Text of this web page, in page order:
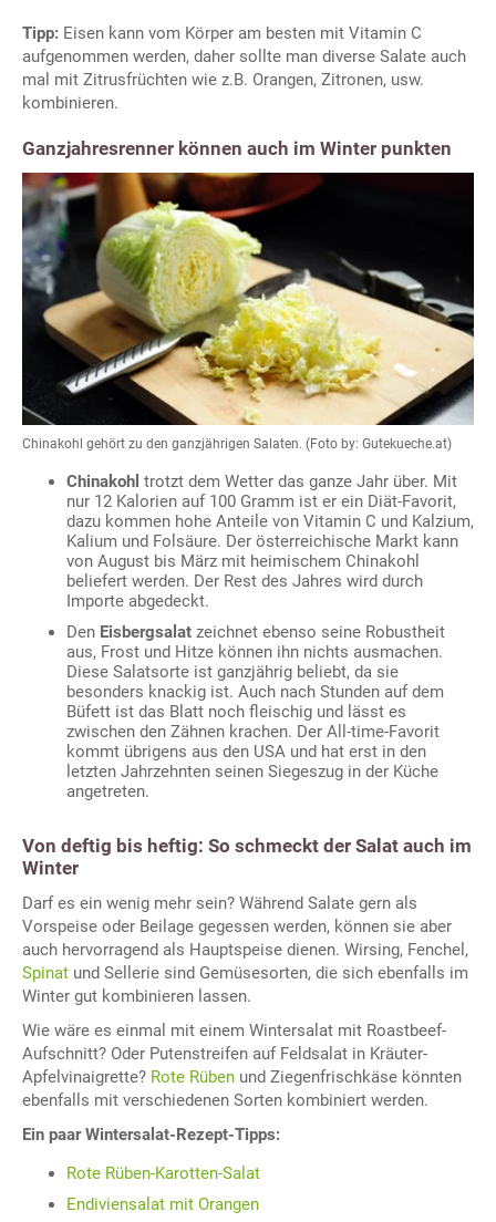
Tipp: Eisen kann vom Körper am besten mit Vitamin C
aufgenommen werden, daher sollte man diverse Salate auch
mal mit Zitrusfrüchten wie z.B. Orangen, Zitronen, usw.
kombinieren.
Ganzjahresrenner können auch im Winter punkten
Chinakohl gehört zu den ganzjährigen Salaten. (Foto by: Gutekueche.at)
Chinakohl trotzt dem Wetter das ganze Jahr über. Mit
nur 12 Kalorien auf 100 Gramm ist er ein Diät-Favorit,
dazu kommen hohe Anteile von Vitamin C und Kalzium,
Kalium und Folsäure. Der österreichische Markt kann
von August bis März mit heimischem Chinakohl
beliefert werden. Der Rest des Jahres wird durch
Importe abgedeckt.
Den Eisbergsalat zeichnet ebenso seine Robustheit
aus, Frost und Hitze können ihn nichts ausmachen.
Diese Salatsorte ist ganzjährig beliebt, da sie
besonders knackig ist. Auch nach Stunden auf dem
Büfett ist das Blatt noch fleischig und lässt es
zwischen den Zähnen krachen. Der All-time-Favorit
kommt übrigens aus den USA und hat erst in den
letzten Jahrzehnten seinen Siegeszug in der Küche
angetreten.
Von deftig bis heftig: So schmeckt der Salat auch im
Winter
Darf es ein wenig mehr sein? Während Salate gern als
Vorspeise oder Beilage gegessen werden, können sie aber
auch hervorragend als Hauptspeise dienen. Wirsing, Fenchel,
Spinat und Sellerie sind Gemüsesorten, die sich ebenfalls im
Winter gut kombinieren lassen.
Wie wäre es einmal mit einem Wintersalat mit Roastbeef-
Aufschnitt? Oder Putenstreifen auf Feldsalat in Kräuter-
Apfelvinaigrette? Rote Rüben und Ziegenfrischkäse könnten
ebenfalls mit verschiedenen Sorten kombiniert werden.
Ein paar Wintersalat-Rezept-Tipps:
Rote Rüben-Karotten-Salat
Endiviensalat mit Orangen